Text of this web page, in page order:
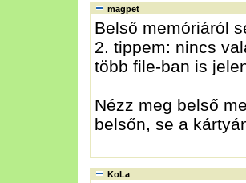
magpet
Belső memóriáról
2. tippem: nincs
több file-ban is
Nézz meg belső
belsőn, se a
KoLa